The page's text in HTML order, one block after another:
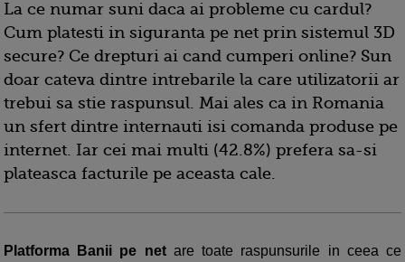
La ce numar suni daca ai probleme cu cardul?
Cum platesti in siguranta pe net prin sistemul 3D
secure? Ce drepturi ai cand cumperi online? Sun
doar cateva dintre intrebarile la care utilizatorii ar
trebui sa stie raspunsul. Mai ales ca in Romania
un sfert dintre internauti isi comanda produse pe
internet. Iar cei mai multi (42.8%) prefera sa-si
plateasca facturile pe aceasta cale.
Platforma Banii pe netare toate raspunsurile in ceea ce